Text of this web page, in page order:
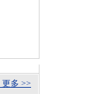
更多 >>